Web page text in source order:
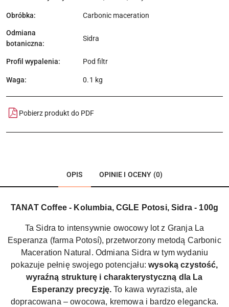
Obróbka: Carbonic maceration
Odmiana
botaniczna:
Sidra
Profil wypalenia: Pod filtr
Waga: 0.1 kg
Pobierz produkt do PDF
OPIS OPINIE I OCENY (0)
TANAT Coffee - Kolumbia, CGLE Potosi, Sidra - 100g
Ta Sidra to intensywnie owocowy lot z Granja La
Esperanza (farma Potosí), przetworzony metodą Carbonic
Maceration Natural. Odmiana Sidra w tym wydaniu
pokazuje pełnię swojego potencjału:wysoką czystość,
wyraźną strukturę i charakterystyczną dla La
Esperanzy precyzję. To kawa wyrazista, ale
dopracowana – owocowa, kremowa i bardzo elegancka.